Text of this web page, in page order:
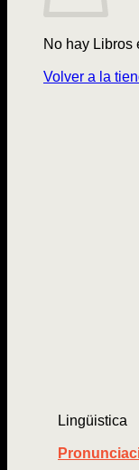
No hay Libros
Volver a la
Lingüistica